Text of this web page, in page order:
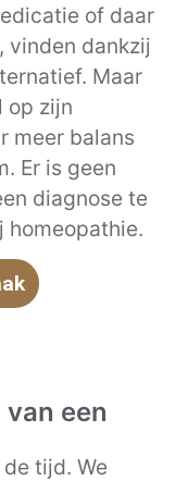
of daar
vinden dankzij
Maar
op zijn
meer balans
Er is geen
diagnose te
homeopathie.
een
tijd. We